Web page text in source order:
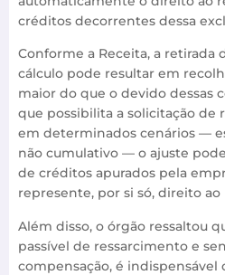
créditos decorrentes dessa
Conforme a Receita, a retirada
cálculo pode resultar em
maior do que o devido dessas
que possibilita a solicitação de
em determinados cenários —
não cumulativo — o ajuste
de créditos apurados pela
represente, por si só, direito
Além disso, o órgão ressaltou
passível de ressarcimento e
compensação, é